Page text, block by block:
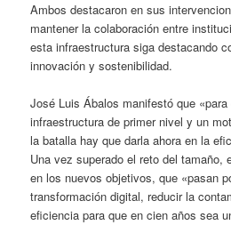
Ambos destacaron en sus
mantener la colaboración entre
esta infraestructura siga destacando
innovación y sostenibilidad.
José Luis Ábalos manifestó que
infraestructura de primer nivel y un
la batalla hay que darla ahora en la
Una vez superado el reto del tamaño,
en los nuevos objetivos, que «pasan
transformación digital, reducir la
eficiencia para que en cien años sea